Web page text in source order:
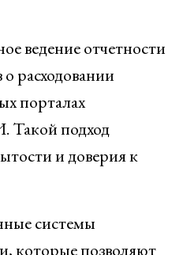
ведение отчетности
расходовании
порталах
Такой подход
и доверия к
системы
которые позволяют